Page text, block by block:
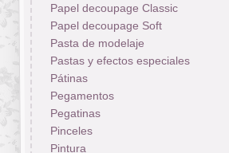
Papel decoupage Classic
Papel decoupage Soft
Pasta de modelaje
Pastas y efectos especiales
Pátinas
Pegamentos
Pegatinas
Pinceles
Pintura